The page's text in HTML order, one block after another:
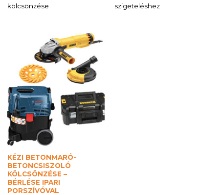
kölcsönzése
szigeteléshez
KÉZI BETONMARÓ-
BETONCSISZOLÓ
KÖLCSÖNZÉSE –
BÉRLÉSE IPARI
PORSZÍVÓVAL